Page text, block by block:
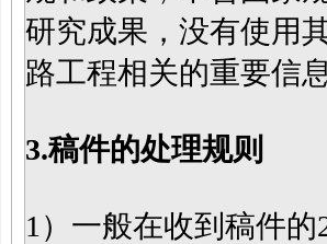
研究成果，没有使用
路工程相关的重要信
3.稿件的处理规则
1）一般在收到稿件